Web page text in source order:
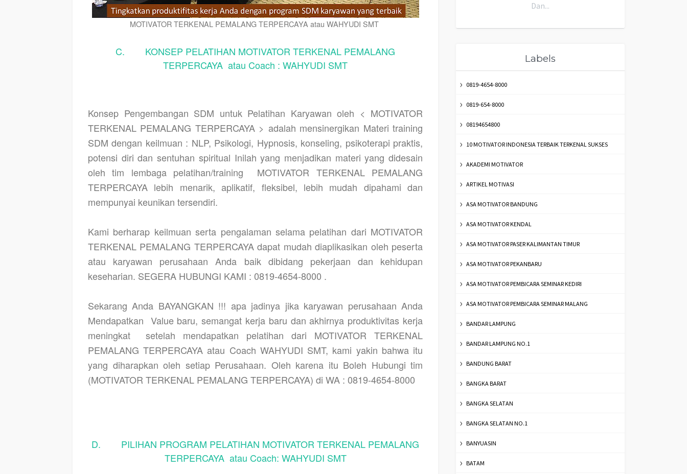
MOTIVATOR TERKENAL PEMALANG TERPERCAYA atau WAHYUDI SMT
C. KONSEP PELATIHAN MOTIVATOR TERKENAL PEMALANG
TERPERCAYA atau Coach : WAHYUDI SMT
Konsep Pengembangan SDM untuk Pelatihan Karyawan oleh < MOTIVATOR
TERKENAL PEMALANG TERPERCAYA > adalah mensinergikan Materi training
SDM dengan keilmuan : NLP, Psikologi, Hypnosis, konseling, psikoterapi praktis,
potensi diri dan sentuhan spiritual Inilah yang menjadikan materi yang didesain
oleh tim lembaga pelatihan/training
MOTIVATOR TERKENAL PEMALANG
TERPERCAYA lebih menarik, aplikatif, fleksibel, lebih mudah dipahami dan
mempunyai keunikan tersendiri.
Kami berharap keilmuan serta pengalaman selama pelatihan dari MOTIVATOR
TERKENAL PEMALANG TERPERCAYA dapat mudah diaplikasikan oleh peserta
atau karyawan perusahaan Anda baik dibidang pekerjaan dan kehidupan
keseharian. SEGERA HUBUNGI KAMI : 0819-4654-8000 .
Sekarang Anda BAYANGKAN !!! apa jadinya jika karyawan perusahaan Anda
Mendapatkan Value baru, semangat kerja baru dan akhirnya produktivitas kerja
meningkat
setelah mendapatkan pelatihan dari MOTIVATOR TERKENAL
PEMALANG TERPERCAYA atau Coach WAHYUDI SMT, kami yakin bahwa itu
yang diharapkan oleh setiap Perusahaan. Oleh karena itu Boleh Hubungi tim
(MOTIVATOR TERKENAL PEMALANG TERPERCAYA) di WA : 0819-4654-8000
D. PILIHAN PROGRAM PELATIHAN MOTIVATOR TERKENAL PEMALANG
TERPERCAYA atau Coach: WAHYUDI SMT
Dan...
Labels
0819-4654-8000
0819-654-8000
08194654800
10 MOTIVATOR INDONESIA TERBAIK TERKENAL SUKSES
AKADEMI MOTIVATOR
ARTIKEL MOTIVASI
ASA MOTIVATOR BANDUNG
ASA MOTIVATOR KENDAL
ASA MOTIVATOR PASER KALIMANTAN TIMUR
ASA MOTIVATOR PEKANBARU
ASA MOTIVATOR PEMBICARA SEMINAR KEDIRI
ASA MOTIVATOR PEMBICARA SEMINAR MALANG
BANDAR LAMPUNG
BANDAR LAMPUNG NO.1
BANDUNG BARAT
BANGKA BARAT
BANGKA SELATAN
BANGKA SELATAN NO.1
BANYUASIN
BATAM